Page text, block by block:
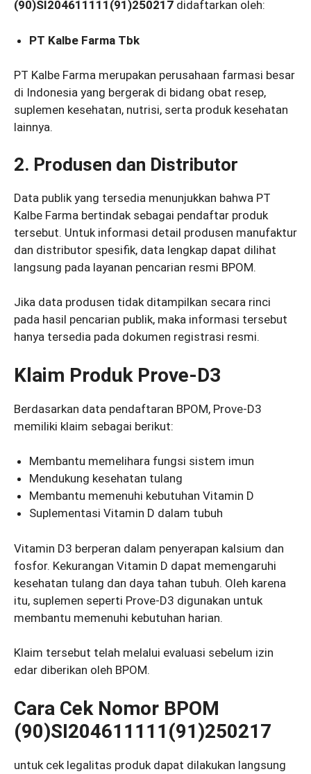
(90)SI204611111(91)250217 didaftarkan oleh:
PT Kalbe Farma Tbk
PT Kalbe Farma merupakan perusahaan farmasi besar
di Indonesia yang bergerak di bidang obat resep,
suplemen kesehatan, nutrisi, serta produk kesehatan
lainnya.
2. Produsen dan Distributor
Data publik yang tersedia menunjukkan bahwa PT
Kalbe Farma bertindak sebagai pendaftar produk
tersebut. Untuk informasi detail produsen manufaktur
dan distributor spesifik, data lengkap dapat dilihat
langsung pada layanan pencarian resmi BPOM.
Jika data produsen tidak ditampilkan secara rinci
pada hasil pencarian publik, maka informasi tersebut
hanya tersedia pada dokumen registrasi resmi.
Klaim Produk Prove-D3
Berdasarkan data pendaftaran BPOM, Prove-D3
memiliki klaim sebagai berikut:
Membantu memelihara fungsi sistem imun
Mendukung kesehatan tulang
Membantu memenuhi kebutuhan Vitamin D
Suplementasi Vitamin D dalam tubuh
Vitamin D3 berperan dalam penyerapan kalsium dan
fosfor. Kekurangan Vitamin D dapat memengaruhi
kesehatan tulang dan daya tahan tubuh. Oleh karena
itu, suplemen seperti Prove-D3 digunakan untuk
membantu memenuhi kebutuhan harian.
Klaim tersebut telah melalui evaluasi sebelum izin
edar diberikan oleh BPOM.
Cara Cek Nomor BPOM
(90)SI204611111(91)250217
untuk cek legalitas produk dapat dilakukan langsung